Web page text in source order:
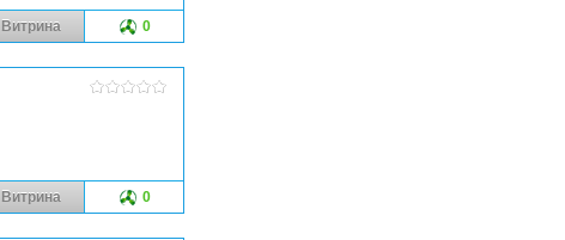
Витрина 0
Витрина 0